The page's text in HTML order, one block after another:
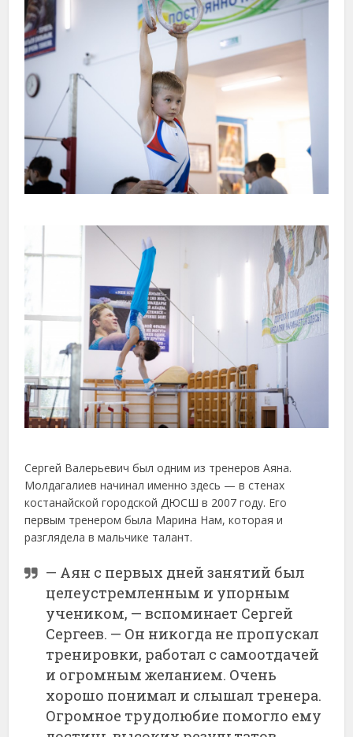
Сергей Валерьевич был одним из тренеров Аяна.
Молдагалиев начинал именно здесь — в стенах
костанайской городской ДЮСШ в 2007 году. Его
первым тренером была Марина Нам, которая и
разглядела в мальчике талант.
— Аян с первых дней занятий был
целеустремленным и упорным
учеником, — вспоминает Сергей
Сергеев. — Он никогда не пропускал
тренировки, работал с самоотдачей
и огромным желанием. Очень
хорошо понимал и слышал тренера.
Огромное трудолюбие помогло ему